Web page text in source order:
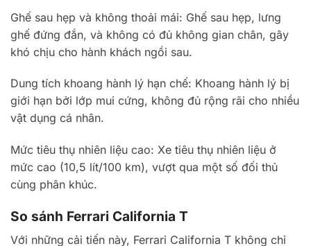
Ghế sau hẹp và không thoải mái: Ghế sau hẹp, lưng
ghế đứng đắn, và không có đủ không gian chân, gây
khó chịu cho hành khách ngồi sau.
Dung tích khoang hành lý hạn chế: Khoang hành lý bị
giới hạn bởi lớp mui cứng, không đủ rộng rãi cho nhiều
vật dụng cá nhân.
Mức tiêu thụ nhiên liệu cao: Xe tiêu thụ nhiên liệu ở
mức cao (10,5 lít/100 km), vượt qua một số đối thủ
cùng phân khúc.
So sánh Ferrari California T
Với những cải tiến này, Ferrari California T không chỉ